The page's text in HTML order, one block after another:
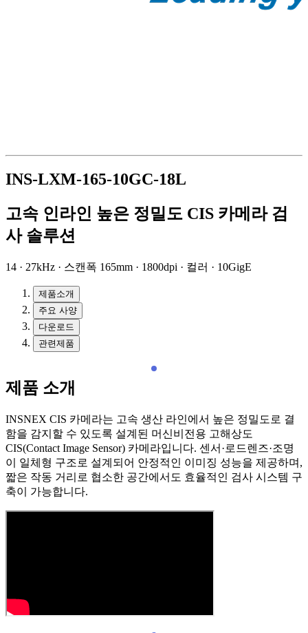
INS-LXM-165-10GC-18L
고속 인라인 높은 정밀도 CIS 카메라 검
사 솔루션
14 · 27kHz · 스캔폭 165mm · 1800dpi · 컬러 · 10GigE
제품소개
주요 사양
다운로드
관련제품
제품 소개
INSNEX CIS 카메라는 고속 생산 라인에서 높은 정밀도로 결
함을 감지할 수 있도록 설계된 머신비전용 고해상도
CIS(Contact Image Sensor) 카메라입니다. 센서·로드렌즈·조명
이 일체형 구조로 설계되어 안정적인 이미징 성능을 제공하며,
짧은 작동 거리로 협소한 공간에서도 효율적인 검사 시스템 구
축이 가능합니다.